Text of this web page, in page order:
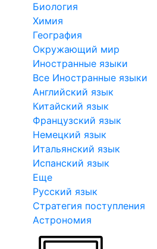
Биология
Химия
География
Окружающий мир
Иностранные языки
Все Иностранные языки
Английский язык
Китайский язык
Французский язык
Немецкий язык
Итальянский язык
Испанский язык
Еще
Русский язык
Стратегия поступления
Астрономия